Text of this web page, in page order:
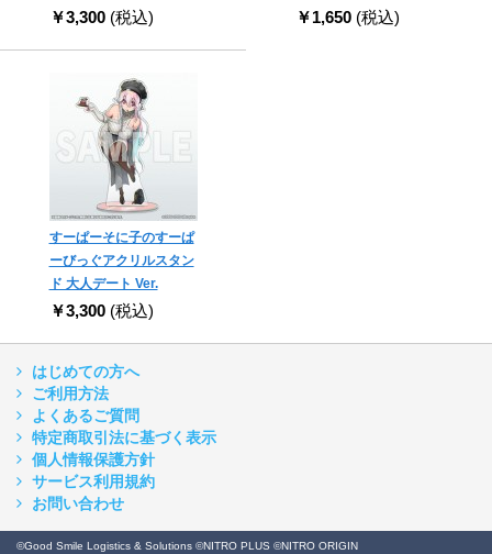
￥3,300 (税込) ￥1,650 (税込)
すーぱーそに子のすーぱ
ーびっぐアクリルスタン
ド 大人デート Ver.
￥3,300 (税込)
はじめての方へ
ご利用方法
よくあるご質問
特定商取引法に基づく表示
個人情報保護方針
サービス利用規約
お問い合わせ
©Good Smile Logistics & Solutions ©NITRO PLUS ©NITRO ORIGIN